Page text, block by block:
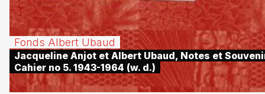
Fonds Albert Ubaud
Jacqueline Anjot et Albert Ubaud, Notes et
Cahier no 5. 1943-1964 (w. d.)